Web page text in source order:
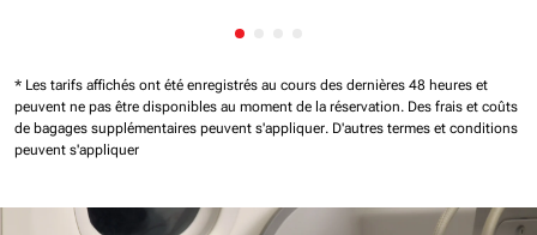
Affichage de cmp-pagination-
* Les tarifs affichés ont été enregistrés au cours des dernières 48 heures et
peuvent ne pas être disponibles au moment de la réservation. Des frais et coûts
de bagages supplémentaires peuvent s'appliquer. D'autres termes et conditions
peuvent s'appliquer